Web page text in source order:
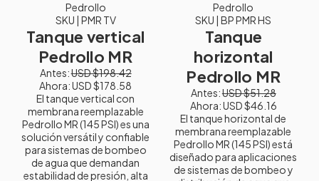
Pedrollo
SKU | PMR TV
Tanque vertical
Pedrollo MR
Antes:USD $198.42
Ahora:USD $178.58
El tanque vertical con
membrana reemplazable
Pedrollo MR (145 PSI) es una
solución versátil y confiable
para sistemas de bombeo
de agua que demandan
estabilidad de presión, alta
Pedrollo
SKU | BP PMR HS
Tanque
horizontal
Pedrollo MR
Antes:USD $51.28
Ahora:USD $46.16
El tanque horizontal de
membrana reemplazable
Pedrollo MR (145 PSI) está
diseñado para aplicaciones
de sistemas de bombeo y